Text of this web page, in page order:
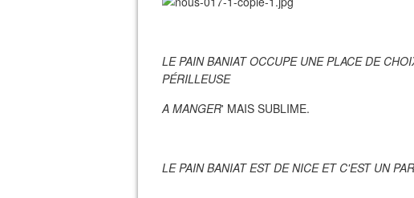
LE PAIN BANIAT OCCUPE UNE PLACE DE
PÉRILLEUSE
A MANGER' MAIS SUBLIME.
LE PAIN BANIAT EST DE NICE ET C'EST UN